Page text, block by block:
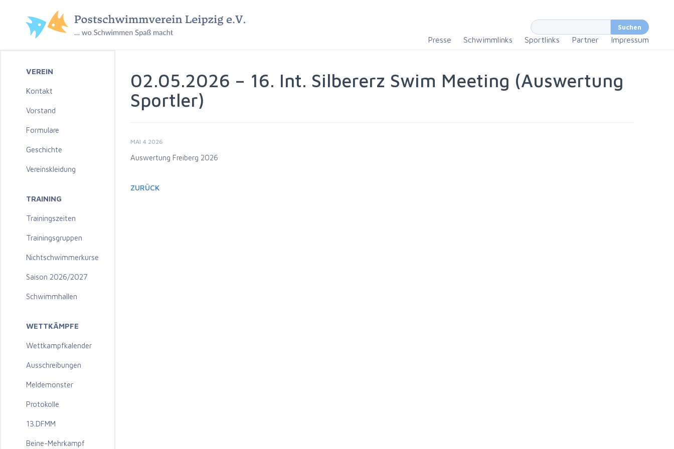
Presse Schwimmlinks Sportlinks Partner Impressum
VEREIN
Kontakt
Vorstand
Formulare
Geschichte
Vereinskleidung
TRAINING
Trainingszeiten
Trainingsgruppen
Nichtschwimmerkurse
Saison 2026/2027
Schwimmhallen
WETTKÄMPFE
Wettkampfkalender
Ausschreibungen
Meldemonster
Protokolle
13.DFMM
Beine-Mehrkampf
02.05.2026 – 16. Int. Silbererz Swim Meeting (Auswertung
Sportler)
MAI 4 2026
Auswertung Freiberg 2026
ZURÜCK